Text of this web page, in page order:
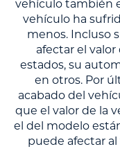
vehículo también
vehículo ha
menos. Incluso
afectar el
estados, su
en otros. Por
acabado del
que el valor de la
el del modelo
puede afectar